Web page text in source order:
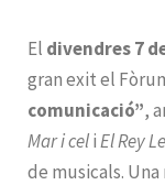
El divendres 7
gran exit el
comunicació”,
Mar i celiEl Rey
de musicals.